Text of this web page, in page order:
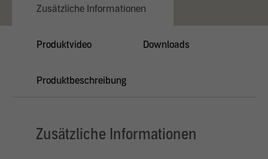
Zusätzliche Informationen
Produktvideo Downloads
Produktbeschreibung
Zusätzliche Informationen